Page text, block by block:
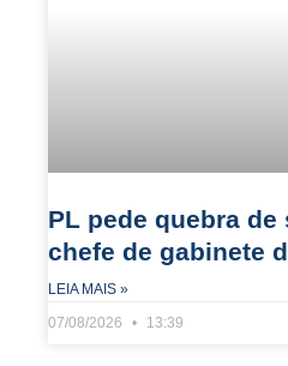
PL pede quebra
chefe de gabinete
LEIA MAIS »
07/08/2026
13:39